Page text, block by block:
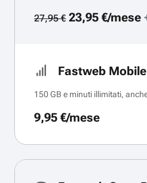
27,95 €23,95 €/mese
Fastweb
150 GB e minuti illimitati,
9,95 €/mese